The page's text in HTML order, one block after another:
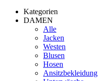
Kategorien
DAMEN
Alle
Jacken
Westen
Blusen
Hosen
Ansitzbekleidung